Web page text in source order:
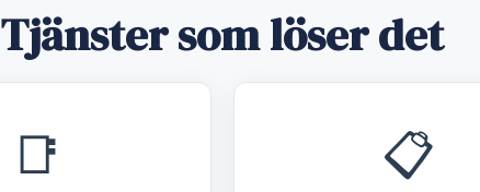
Tjänster som löser det
📑 📋